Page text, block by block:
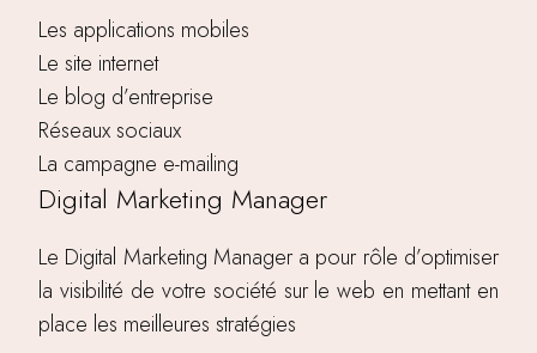
Les applications mobiles
Le site internet
Le blog d’entreprise
Réseaux sociaux
La campagne e-mailing
Digital Marketing Manager
Le Digital Marketing Manager a pour rôle d’optimiser
la visibilité de votre société sur le web en mettant en
place les meilleures stratégies